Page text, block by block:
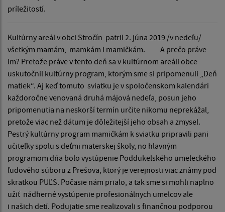
príležitostí.
Kultúrny areál v obci Stročín patril 2. júna 2019 /v nedeľu/
všetkým mamám, mamkám i mamičkám. A prečo práve
im? Pretože práve v tento deň sa v kultúrnom areáli obce
uskutočnil kultúrny program, ktorým sme si pripomenuli „Deň
matiek“. Aj keď tomuto sviatku je v spoločenskom kalendári
každoročne venovaná druhá májová nedeľa, posun jeho
pripomenutia na neskorší termín určite nikomu neprekážal,
pretože viac než dátum je dôležitejší jeho obsah a zmysel.
Pestrý kultúrny program mamičkám k sviatku pripravili pani
učiteľky spolu s deťmi materskej školy, no hlavným
programom dňa bolo vystúpenie Poddukelského umeleckého
ľudového súboru z Prešova, ktorý je verejnosti viac známy pod
skratkou PUĽS. Počasie nám prialo, a tak sme si mohli naplno
užiť nádherné vystúpenie profesionálnych umelcov ale
i našich detí. Podujatie sme realizovali s finančnou podporou